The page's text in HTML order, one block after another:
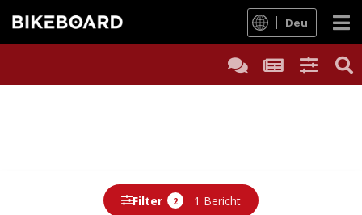
Deu
Filter 2 1 Bericht